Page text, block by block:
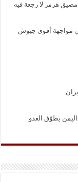
هرمز لا رجعة فيه
في مواجهة أقوى جيوش
اليمن يطوّق العدو